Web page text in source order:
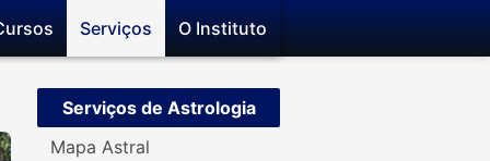
Serviços O Instituto
Serviços de Astrologia
Mapa Astral